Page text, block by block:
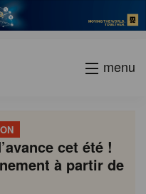
menu
cet été !
à partir de